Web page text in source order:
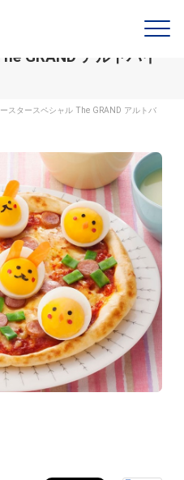
GRAND アルトバイ
スタースペシャル The GRAND アルトバ